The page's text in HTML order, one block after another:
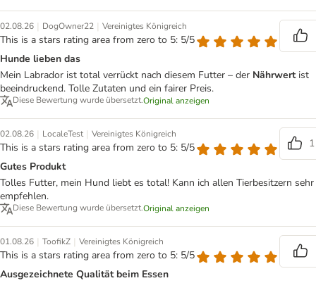
02.08.26 | DogOwner22 | Vereinigtes Königreich
This is a stars rating area from zero to 5: 5/5
Hunde lieben das
Mein Labrador ist total verrückt nach diesem Futter – der Nährwertist
beeindruckend. Tolle Zutaten und ein fairer Preis.
Diese Bewertung wurde übersetzt.Original anzeigen
02.08.26 | LocaleTest | Vereinigtes Königreich
This is a stars rating area from zero to 5: 5/5
1
Gutes Produkt
Tolles Futter, mein Hund liebt es total! Kann ich allen Tierbesitzern sehr
empfehlen.
Diese Bewertung wurde übersetzt.Original anzeigen
01.08.26 | ToofikZ | Vereinigtes Königreich
This is a stars rating area from zero to 5: 5/5
Ausgezeichnete Qualität beim Essen